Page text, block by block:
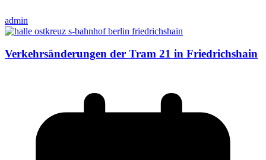
admin
Verkehrsänderungen der Tram 21 in Friedrichshain